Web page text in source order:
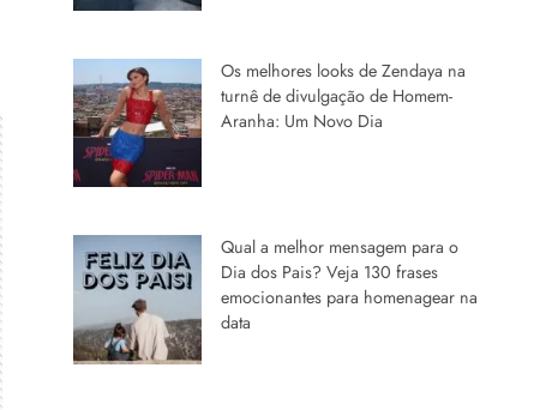
Os melhores looks de Zendaya na
turnê de divulgação de Homem-
Aranha: Um Novo Dia
Qual a melhor mensagem para o
Dia dos Pais? Veja 130 frases
emocionantes para homenagear na
data